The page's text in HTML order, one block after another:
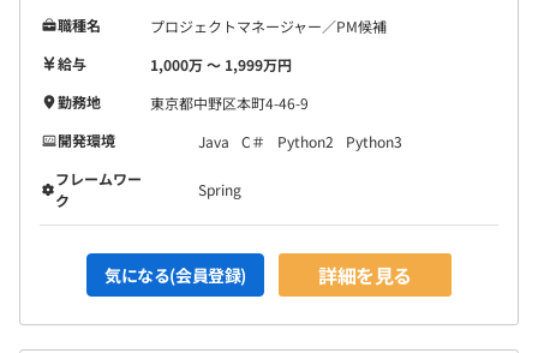
中途入社者を対象に、入社後1カ月、3カ月、6カ月のタイ
ミングで1on1を実施しています。
面談相手は選択可能！相談内容に合わせて調整可能です。
現場のこと、人事的なこと、ちょっと言いにくい悩んでい
ること…なんでもお話しできればと思っています！
もちろん内容は秘密厳守！！ご安心くださいね。
◆Career Trace
職種名
プロジェクトマネージャー／PM候補
給与
1,000万 〜 1,999万円
勤務地
東京都中野区本町4-46-9
開発環境
Java C＃ Python2
Python3
フレームワー
ク
Spring
気になる(会員登録) 詳細を見る